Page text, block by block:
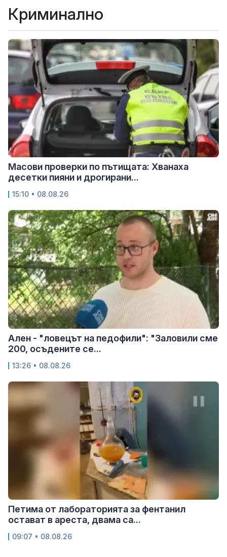
Криминално
Масови проверки по пътищата: Хванаха
десетки пияни и дрогирани...
15:10 • 08.08.26
Ален - "ловецът на педофили": "Заловили сме
200, осъдените се...
13:26 • 08.08.26
Петима от лабораторията за фентанил
остават в ареста, двама са...
09:07 • 08.08.26